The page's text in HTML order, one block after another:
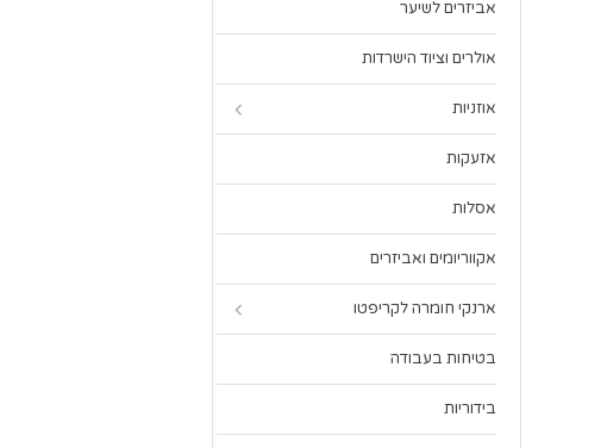
אביזרים לשיער
אולרים וציוד הישרדות
אוזניות
אזעקות
אסלות
אקווריומים ואביזרים
ארנקי חומרה לקריפטו
בטיחות בעבודה
בידוריות